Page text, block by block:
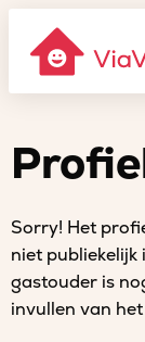
Sorry! Het
niet publiekelijk
gastouder is
invullen van